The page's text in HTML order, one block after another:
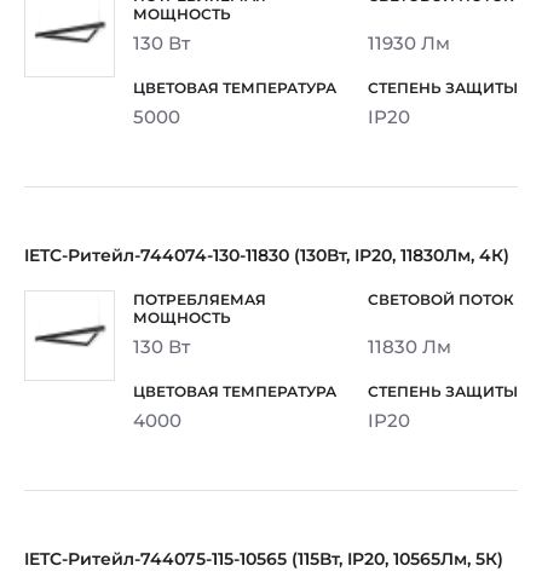
130 Вт 11930 Лм
5000 IP20
IETC-Ритейл-744074-130-11830 (130Вт, IP20, 11830Лм, 4К)
130 Вт 11830 Лм
4000 IP20
IETC-Ритейл-744075-115-10565 (115Вт, IP20, 10565Лм, 5К)